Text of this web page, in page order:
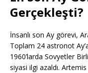
Gerçekleşti?
İnsanlı son Ay görevi,
Toplam 24 astronot
1960’larda Sovyetler
siyasi ilgi azaldı.